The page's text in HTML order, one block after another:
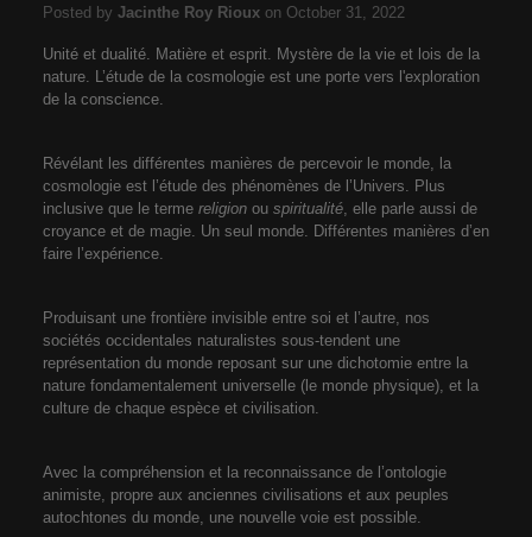
Posted by Jacinthe Roy Rioux on October 31, 2022
Unité et dualité. Matière et esprit. Mystère de la vie et lois de la
nature. L’étude de la cosmologie est une porte vers l'exploration
de la conscience.
Révélant les différentes manières de percevoir le monde, la
cosmologie est l’étude des phénomènes de l’Univers. Plus
inclusive que le terme religion ou spiritualité, elle parle aussi de
croyance et de magie. Un seul monde. Différentes manières d’en
faire l’expérience.
Produisant une frontière invisible entre soi et l’autre, nos
sociétés occidentales naturalistes sous-tendent une
représentation du monde reposant sur une dichotomie entre la
nature fondamentalement universelle (le monde physique), et la
culture de chaque espèce et civilisation.
Avec la compréhension et la reconnaissance de l’ontologie
animiste, propre aux anciennes civilisations et aux peuples
autochtones du monde, une nouvelle voie est possible.